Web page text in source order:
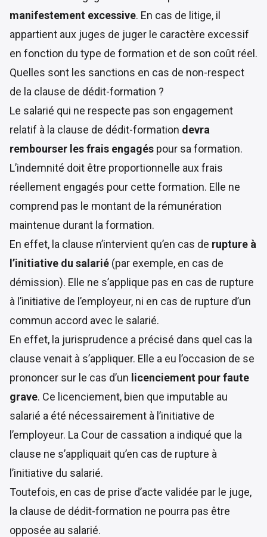
manifestement excessive. En cas de litige, il
appartient aux juges de juger le caractère excessif
en fonction du type de formation et de son coût réel.
Quelles sont les sanctions en cas de non-respect
de la clause de dédit-formation ?
Le salarié qui ne respecte pas son engagement
relatif à la clause de dédit-formation devra
rembourser les frais engagés pour sa formation.
L’indemnité doit être proportionnelle aux frais
réellement engagés pour cette formation. Elle ne
comprend pas le montant de la rémunération
maintenue durant la formation.
En effet, la clause n’intervient qu’en cas de rupture à
l’initiative du salarié (par exemple, en cas de
démission). Elle ne s’applique pas en cas de rupture
à l’initiative de l’employeur, ni en cas de rupture d’un
commun accord avec le salarié.
En effet, la jurisprudence a précisé dans quel cas la
clause venait à s’appliquer. Elle a eu l’occasion de se
prononcer sur le cas d’un licenciement pour faute
grave. Ce licenciement, bien que imputable au
salarié a été nécessairement à l’initiative de
l’employeur. La Cour de cassation a indiqué que la
clause ne s’appliquait qu’en cas de rupture à
l’initiative du salarié.
Toutefois, en cas de prise d’acte validée par le juge,
la clause de dédit-formation ne pourra pas être
opposée au salarié.